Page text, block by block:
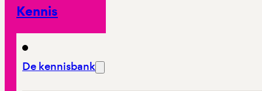
Kennis
De kennisbank